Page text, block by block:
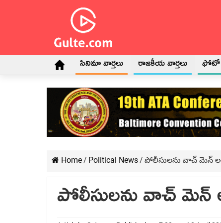
సినిమా వార్తలు రాజకీయ వార్తలు ఫోటో
Home / Political News / పోలీసులను వాచ్ మెన్
పోలీసులను వాచ్ మెన్